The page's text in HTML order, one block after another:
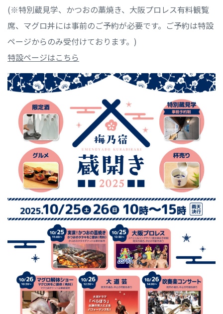
(※特別蔵見学、かつおの藁焼き、大阪プロレス有料観覧
席、マグロ丼には事前のご予約が必要です。ご予約は特設
ページからのみ受付けております。)
特設ページはこちら